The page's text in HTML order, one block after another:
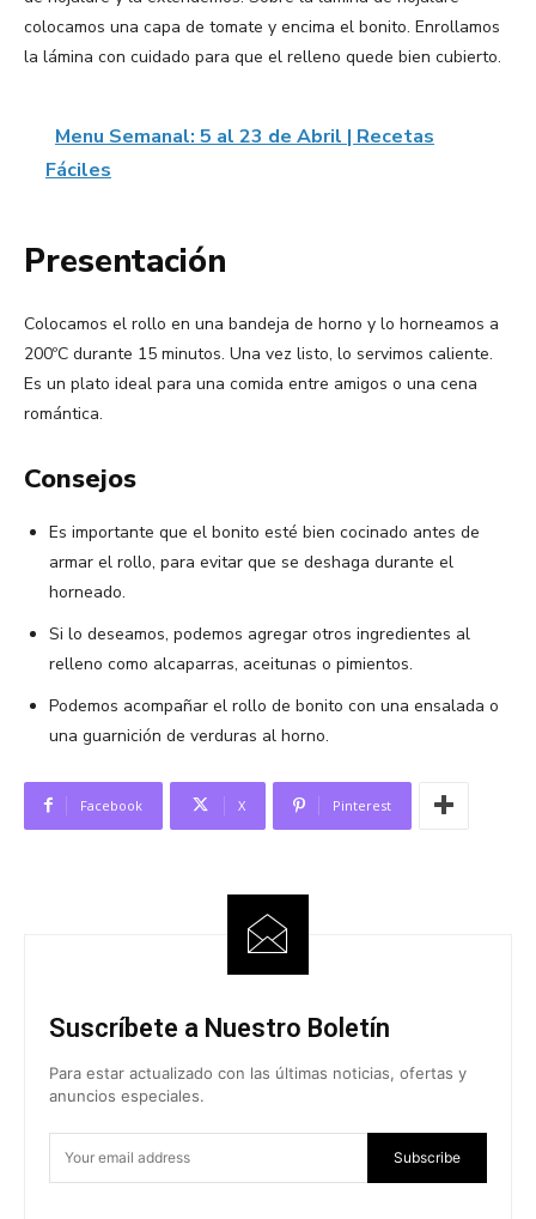
colocamos una capa de tomate y encima el bonito. Enrollamos
la lámina con cuidado para que el relleno quede bien cubierto.
Menu Semanal: 5 al 23 de Abril | Recetas
Fáciles
Presentación
Colocamos el rollo en una bandeja de horno y lo horneamos a
200ºC durante 15 minutos. Una vez listo, lo servimos caliente.
Es un plato ideal para una comida entre amigos o una cena
romántica.
Consejos
Es importante que el bonito esté bien cocinado antes de
armar el rollo, para evitar que se deshaga durante el
horneado.
Si lo deseamos, podemos agregar otros ingredientes al
relleno como alcaparras, aceitunas o pimientos.
Podemos acompañar el rollo de bonito con una ensalada o
una guarnición de verduras al horno.
Facebook X Pinterest
Suscríbete a Nuestro Boletín
Para estar actualizado con las últimas noticias, ofertas y
anuncios especiales.
Subscribe